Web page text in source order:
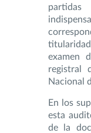
examen
registral
Nacional
En los
esta
de la